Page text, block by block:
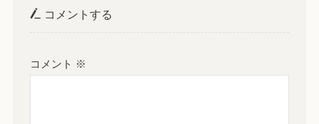
コメントする
コメント ※